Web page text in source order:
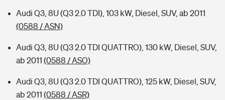
Kinderunfall-Check: Mehr Sicherheit für deine Kids
Typklassen: So ist Ihr Auto eingestuft
Sie haben Fragen?
Audi Q3, 8U (Q3 2.0 TDI), 103 kW, Diesel, SUV, ab 2011
(0588 / ASN)
Audi Q3, 8U (Q3 2.0 TDI QUATTRO), 130 kW, Diesel, SUV,
ab 2011 (0588 / ASO)
Audi Q3, 8U (Q3 2.0 TDI QUATTRO), 125 kW, Diesel, SUV,
ab 2011 (0588 / ASR)